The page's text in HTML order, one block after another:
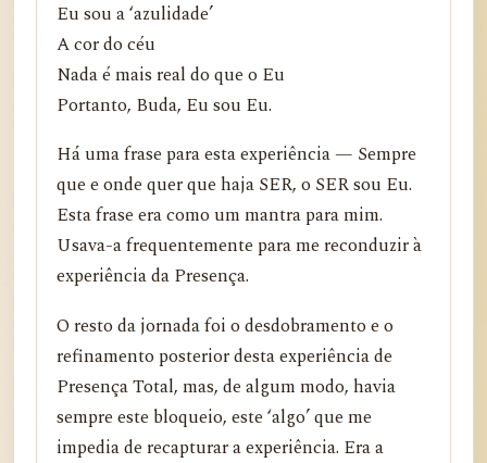
Eu sou a ‘azulidade’
A cor do céu
Nada é mais real do que o Eu
Portanto, Buda, Eu sou Eu.
Há uma frase para esta experiência — Sempre
que e onde quer que haja SER, o SER sou Eu.
Esta frase era como um mantra para mim.
Usava-a frequentemente para me reconduzir à
experiência da Presença.
O resto da jornada foi o desdobramento e o
refinamento posterior desta experiência de
Presença Total, mas, de algum modo, havia
sempre este bloqueio, este ‘algo’ que me
impedia de recapturar a experiência. Era a